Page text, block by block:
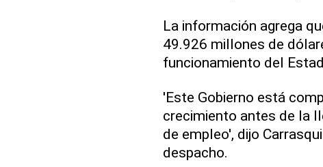
La información agrega
49.926 millones de
funcionamiento del
'Este Gobierno está
crecimiento antes de la
de empleo', dijo
despacho.